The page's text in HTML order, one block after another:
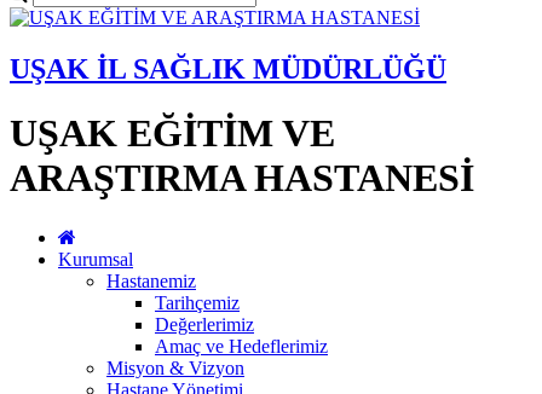
UŞAK İL SAĞLIK MÜDÜRLÜĞÜ
UŞAK EĞİTİM VE
ARAŞTIRMA HASTANESİ
Kurumsal
Hastanemiz
Tarihçemiz
Değerlerimiz
Amaç ve Hedeflerimiz
Misyon & Vizyon
Hastane Yönetimi